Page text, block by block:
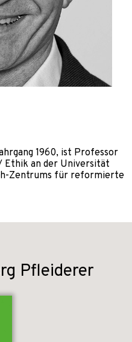
1960, ist Professor
Ethik an der Universität
Zentrums für reformierte
Pfleiderer